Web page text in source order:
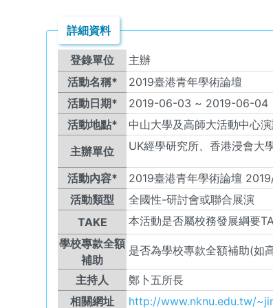
詳細資料
登錄單位 主辦
活動名稱*
2019臺港青年學術論壇
活動日期*
2019-06-03 ~ 2019-06-04
活動地點*
中山大學及高師大活動中心
主辦單位
UK經學研究所、香港浸會大
活動內容*
2019臺港青年學術論壇
活動類型
全國性-研討會或聯合展演
TAKE
本活動是否屬校務發展綱要
學校專款全額
補助
是否為學校專款全額補助(如
主持人 鄭卜五所長
相關網址
http://www.nknu.edu.tw/